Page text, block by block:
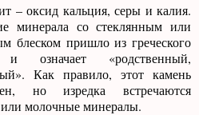
– оксид кальция, серы и калия.
минерала со стеклянным или
блеском пришло из греческого
означает «родственный,
Как правило, этот камень
но изредка встречаются
молочные минералы.